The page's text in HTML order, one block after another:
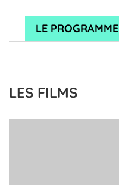
LE PROGRAMME
LES FILMS